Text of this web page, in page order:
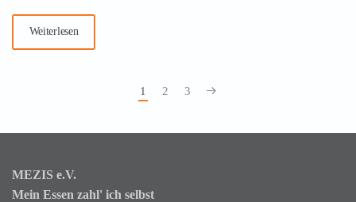
Weiterlesen
1 2 3
MEZIS e.V.
Mein Essen zahl' ich selbst